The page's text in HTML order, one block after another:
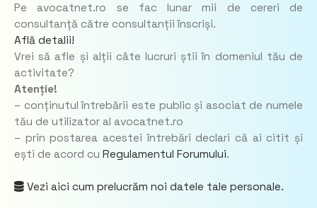
Pe avocatnet.ro se fac lunar mii de cereri de
consultanță către consultanții înscriși.
Află detalii!
Vrei să afle și alții câte lucruri știi în domeniul tău de
activitate?
Atenție!
– conținutul întrebării este public și asociat de numele
tău de utilizator al avocatnet.ro
– prin postarea acestei întrebări declari că ai citit și
ești de acord cu Regulamentul Forumului.
Vezi aici cum prelucrăm noi datele tale personale.